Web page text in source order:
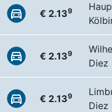
€ 2.139
€ 2.139
Diez
€ 2.139
Diez